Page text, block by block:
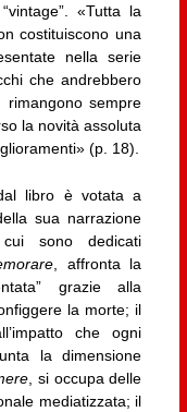
«Tutta la
costituiscono una
nella serie
che andrebbero
sempre
la novità assoluta
(p. 18).
libro è votata a
sua narrazione
sono dedicati
, affronta la
grazie alla
la morte; il
che ogni
la dimensione
, si occupa delle
mediatizzata; il